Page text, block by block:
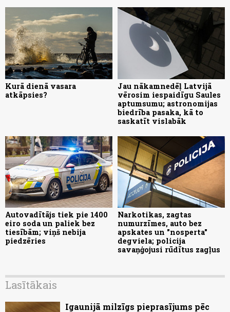
Kurā dienā vasara
atkāpsies?
Jau nākamnedēļ Latvijā
vērosim iespaidīgu Saules
aptumsumu; astronomijas
biedrība pasaka, kā to
saskatīt vislabāk
Autovadītājs tiek pie 1400
eiro soda un paliek bez
tiesībām; viņš nebija
piedzēries
Narkotikas, zagtas
numurzīmes, auto bez
apskates un "nosperta"
degviela; policija
savaņģojusi rūdītus zagļus
Lasītākais
Igaunijā milzīgs pieprasījums pēc